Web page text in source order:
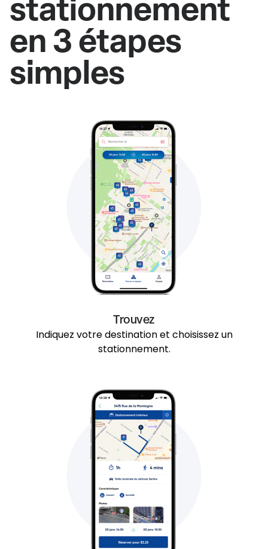
en 3 étapes
simples
Trouvez
Indiquez votre destination et choisissez un
stationnement.